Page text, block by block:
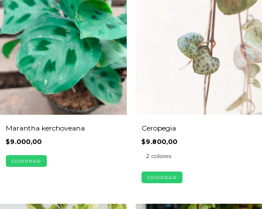
Marantha kerchoveana
$9.000,00
COMPRAR
Ceropegia
$9.800,00
2 colores
COMPRAR